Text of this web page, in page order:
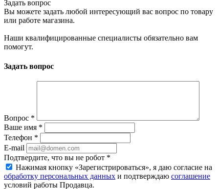
Задать вопрос
Вы можете задать любой интересующий вас вопрос по товару
или работе магазина.
Наши квалифицированные специалисты обязательно вам
помогут.
Задать вопрос
Вопрос *
Ваше имя *
Телефон *
E-mail
Подтвердите, что вы не робот *
Нажимая кнопку «Зарегистрироваться», я даю согласие на
обработку персональных данных и подтверждаю соглашение
условий работы Продавца.